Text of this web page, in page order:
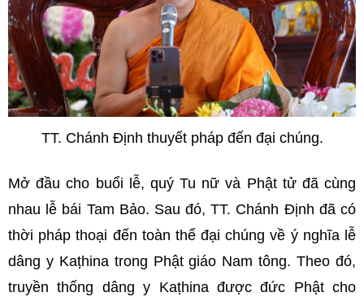
TT. Chánh Định thuyết pháp đến đại chúng.
Mở đầu cho buổi lễ, quý Tu nữ và Phật tử đã cùng
nhau lễ bái Tam Bảo. Sau đó, TT. Chánh Định đã có
thời pháp thoại đến toàn thể đại chúng về ý nghĩa lễ
dâng y Kaṭhina trong Phật giáo Nam tông. Theo đó,
truyền thống dâng y Kaṭhina được đức Phật cho